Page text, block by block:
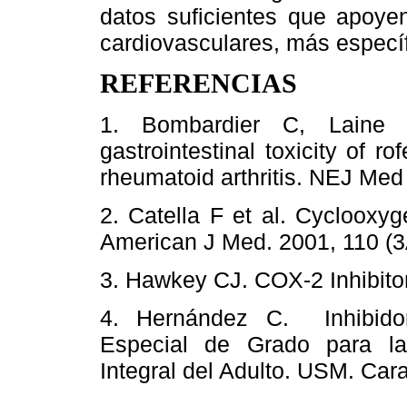
datos suficientes que
cardiovasculares, más
REFERENCIAS
1. Bombardier C,
gastrointestinal toxicity of
rheumatoid arthritis. NEJ
2. Catella F et al.
American J Med. 2001, 110
3. Hawkey CJ. COX-2
4. Hernández C.
Especial de Grado para
Integral del Adulto. USM.